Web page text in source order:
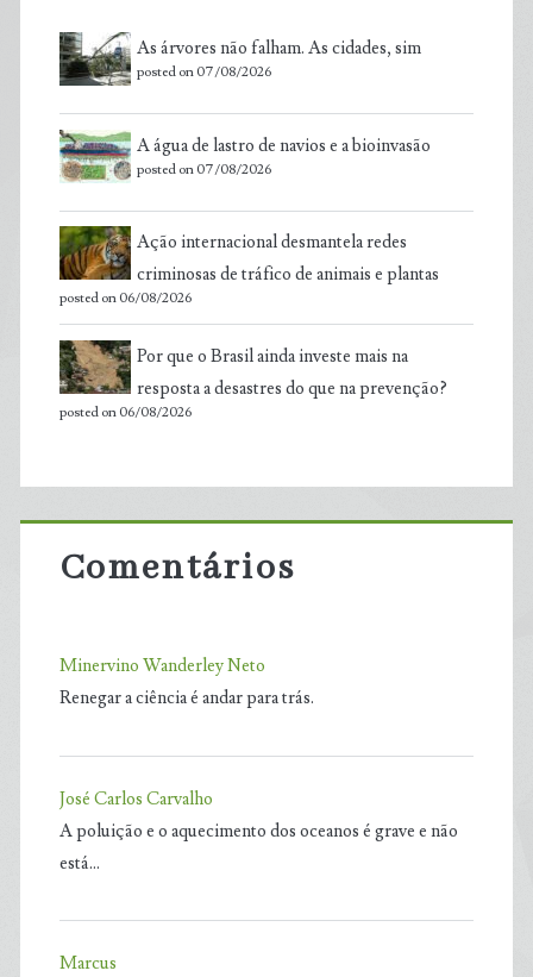
As árvores não falham. As cidades, sim
posted on 07/08/2026
A água de lastro de navios e a bioinvasão
posted on 07/08/2026
Ação internacional desmantela redes
criminosas de tráfico de animais e plantas
posted on 06/08/2026
Por que o Brasil ainda investe mais na
resposta a desastres do que na prevenção?
posted on 06/08/2026
Comentários
Minervino Wanderley Neto
Renegar a ciência é andar para trás.
José Carlos Carvalho
A poluição e o aquecimento dos oceanos é grave e não
está…
Marcus